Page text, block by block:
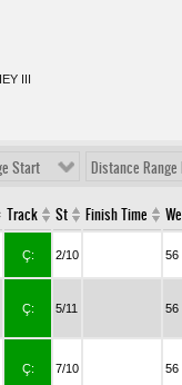
III
Start Distance Range
Track St Finish Time
Ç: 2/10 56
Ç: 5/11 56
Ç: 7/10 56